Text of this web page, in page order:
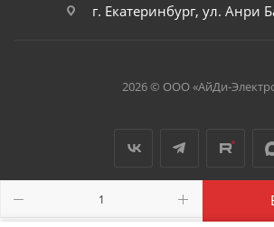
г. Екатеринбург, ул. Анри
2026 © ООО «АйДи-